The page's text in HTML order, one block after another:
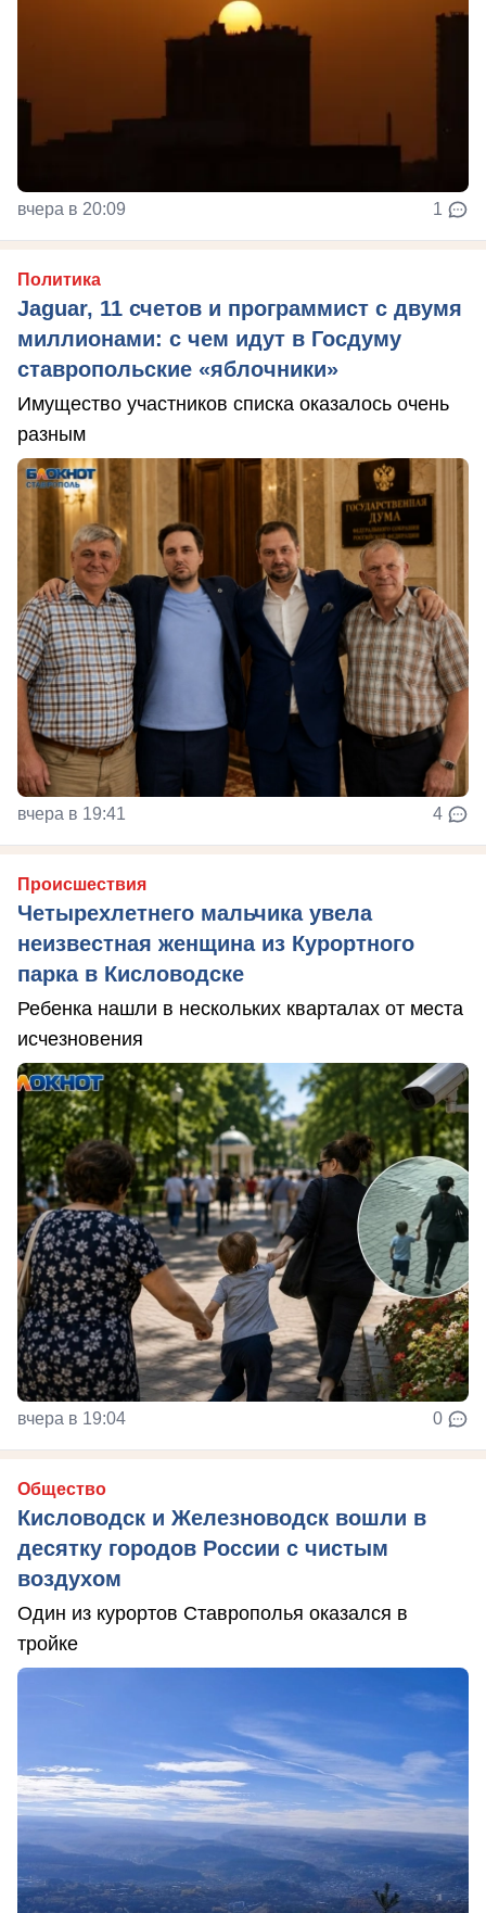
вчера в 20:09 1
Политика
Jaguar, 11 счетов и программист с двумя
миллионами: с чем идут в Госдуму
ставропольские «яблочники»
Имущество участников списка оказалось очень
разным
вчера в 19:41 4
Происшествия
Четырехлетнего мальчика увела
неизвестная женщина из Курортного
парка в Кисловодске
Ребенка нашли в нескольких кварталах от места
исчезновения
вчера в 19:04 0
Общество
Кисловодск и Железноводск вошли в
десятку городов России с чистым
воздухом
Один из курортов Ставрополья оказался в
тройке